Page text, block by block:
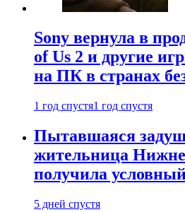
Sony вернула в
of Us 2 и другие
на ПК в странах
1 год спустя1 год спустя
Пытавшаяся
жительница
получила
5 дней спустя